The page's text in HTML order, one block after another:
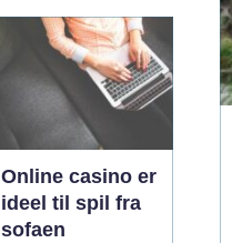
Online casino er
ideel til spil fra
sofaen